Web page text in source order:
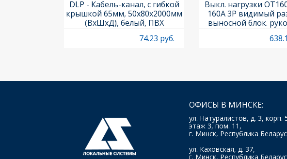
DLP - Кабель-канал, с гибкой
крышкой 65мм, 50x80х2000мм
(ВхШхД), белый, ПВХ
74.23 руб.
Выкл. нагрузки
160A 3P видимый
выносной блок.
OHB65J6 и осью
ОФИСЫ В МИНСКЕ:
ул. Натуралистов, д. 3, корп.
этаж 3, пом. 11,
г. Минск, Республика
ул. Каховская, д. 37,
г. Минск, Республика